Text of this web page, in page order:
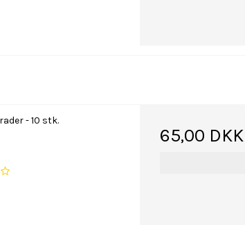
- 10 stk.
65,00 DKK